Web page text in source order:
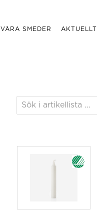
VÅRA SMEDER AKTUELLT